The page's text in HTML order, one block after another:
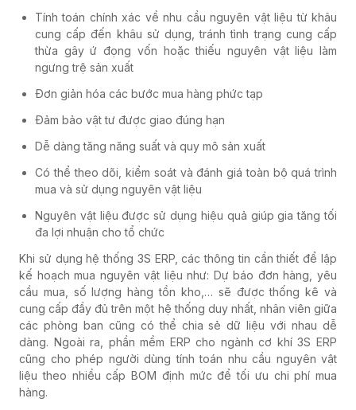
Tính toán chính xác về nhu cầu nguyên vật liệu từ khâu
cung cấp đến khâu sử dụng, tránh tình trạng cung cấp
thừa gây ứ đọng vốn hoặc thiếu nguyên vật liệu làm
ngưng trệ sản xuất
Đơn giản hóa các bước mua hàng phức tạp
Đảm bảo vật tư được giao đúng hạn
Dễ dàng tăng năng suất và quy mô sản xuất
Có thể theo dõi, kiểm soát và đánh giá toàn bộ quá trình
mua và sử dụng nguyên vật liệu
Nguyên vật liệu được sử dụng hiệu quả giúp gia tăng tối
đa lợi nhuận cho tổ chức
Khi sử dụnghệ thống 3S ERP, các thông tin cần thiết để lập
kế hoạch mua nguyên vật liệu như: Dự báo đơn hàng, yêu
cầu mua, số lượng hàng tồn kho,… sẽ được thống kê và
cung cấp đầy đủ trên một hệ thống duy nhất, nhân viên giữa
các phòng ban cũng có thể chia sẻ dữ liệu với nhau dễ
dàng. Ngoài ra, phần mềm ERP cho ngành cơ khí 3S ERP
cũng cho phép người dùng tính toán nhu cầu nguyên vật
liệu theo nhiều cấp BOM định mức để tối ưu chi phí mua
hàng.